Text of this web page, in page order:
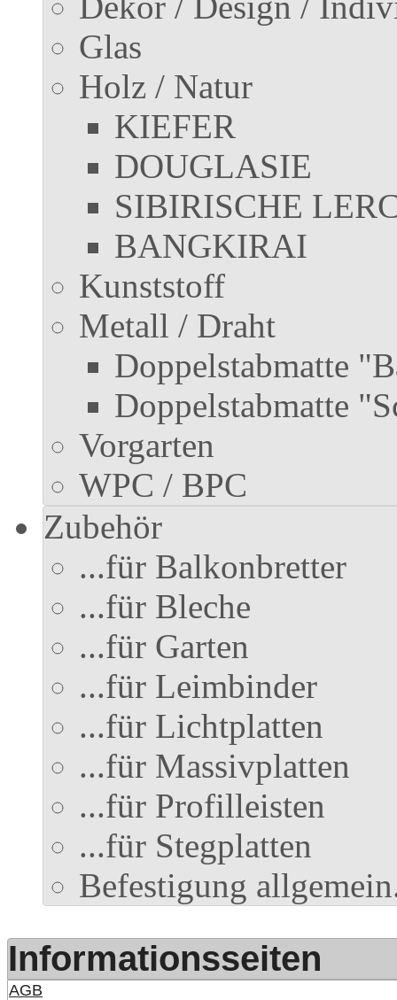
Glas
Holz / Natur
KIEFER
DOUGLASIE
SIBIRISCHE
BANGKIRAI
Kunststoff
Metall / Draht
Doppelstabmatte
Doppelstabmatte
Vorgarten
WPC / BPC
Zubehör
...für Balkonbretter
...für Bleche
...für Garten
...für Leimbinder
...für Lichtplatten
...für Massivplatten
...für Profilleisten
...für Stegplatten
Befestigung
Informationsseiten
AGB